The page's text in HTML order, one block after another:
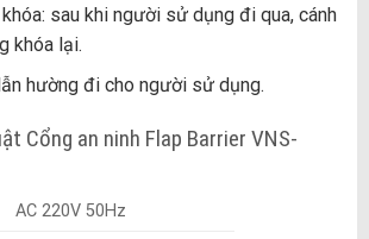
sau khi người sử dụng đi qua, cánh
khóa lại.
hường đi cho người sử dụng.
Cổng an ninh Flap Barrier VNS-
AC 220V 50Hz